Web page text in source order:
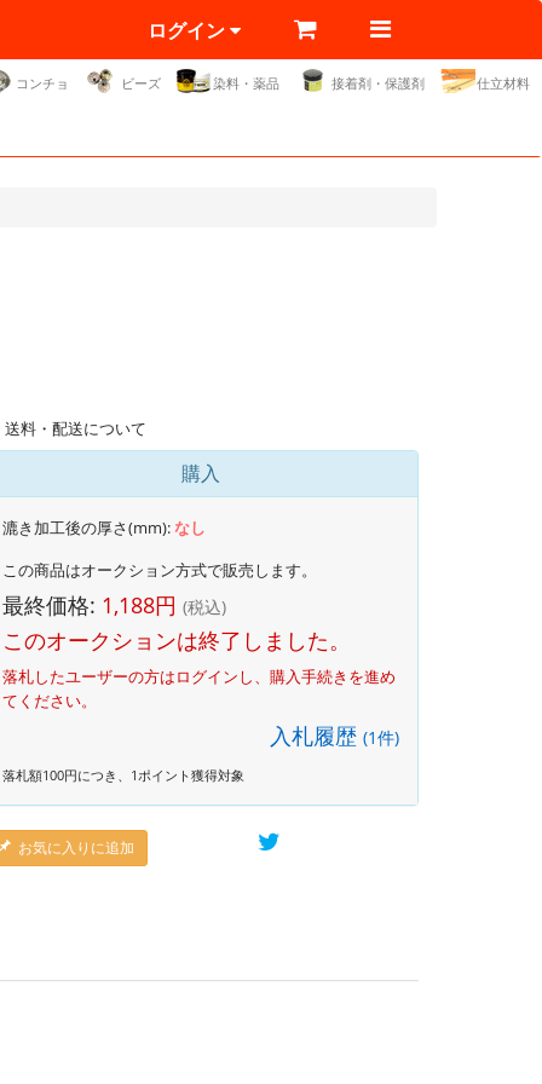
ログイン
コンチョ ビーズ 染料・薬品 接着剤・保護剤 仕立材料
送料・配送について
購入
漉き加工後の厚さ(mm):なし
この商品はオークション方式で販売します。
最終価格: 1,188円 (税込)
このオークションは終了しました。
落札したユーザーの方はログインし、購入手続きを進め
てください。
入札履歴 (1件)
落札額100円につき、1ポイント獲得対象
お気に入りに追加